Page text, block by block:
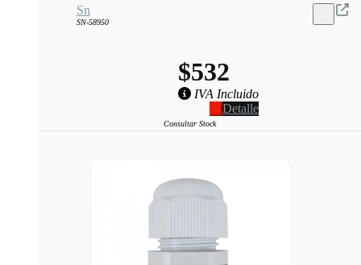
Sn
SN-58950
$532
IVA Incluido
Detalle
Consultar Stock